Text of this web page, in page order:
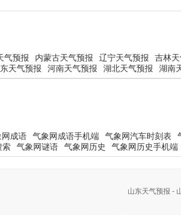
气预报 内蒙古天气预报 辽宁天气预报
吉林
天气预报 河南天气预报 湖北天气预报 湖南
网成语 气象网成语手机端 气象网汽车时刻表
索 气象网谜语 气象网历史 气象网历史手机端
山东天气预报 -